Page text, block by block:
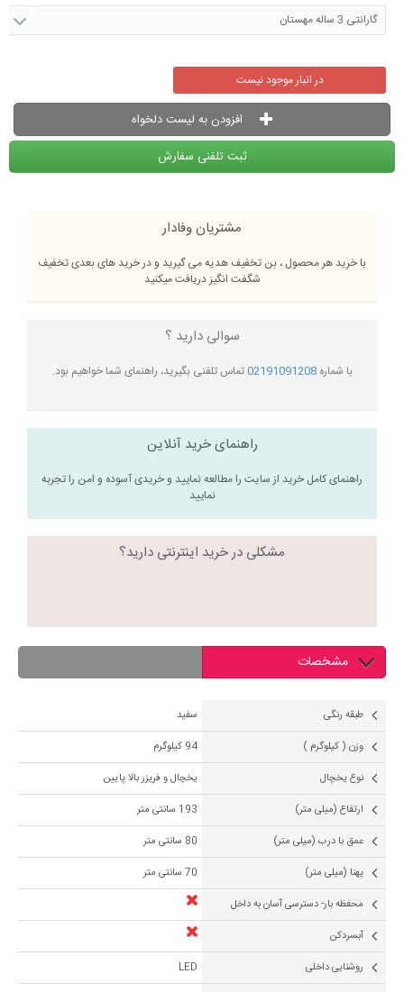
گارانتی 3 ساله مهستان
در انبار موجود نیست
افزودن به لیست دلخواه
ثبت تلفنی سفارش
مشتریان وفادار
با خرید هر محصول ، بن تخفیف هدیه می گیرید و در خرید های بعدی تخفیف
شگفت انگیز دریافت میکنید
سوالی دارید ؟
با شماره02191091208تماس تلفنی بگیرید، راهنمای شما خواهیم بود.
راهنمای خرید آنلاین
راهنمای کامل خرید از سایت را مطالعه نمایید و خریدی آسوده و امن را تجربه
نمایید
مشکلی در خرید اینترنتی دارید؟
مشخصات
طبقه رنگی
سفید
وزن ( کیلوگرم )
94 کیلوگرم
نوع یخچال
یخچال و فریزر بالا پایین
ارتفاع (میلی متر)
193 سانتی متر
عمق با درب (میلی متر)
80 سانتی متر
پهنا (میلی متر)
70 سانتی متر
محفظه بار- دسترسی آسان به داخل
آبسردکن
روشنایی داخلی
LED